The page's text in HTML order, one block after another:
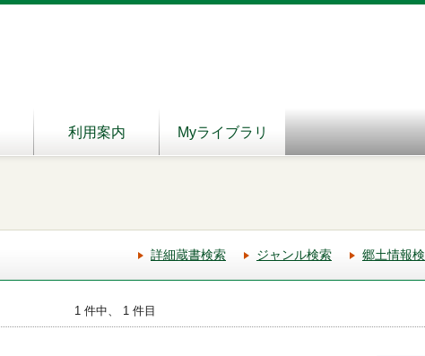
利用案内 Myライブラリ
詳細蔵書検索 ジャンル検索 郷土情報
1 件中、 1 件目